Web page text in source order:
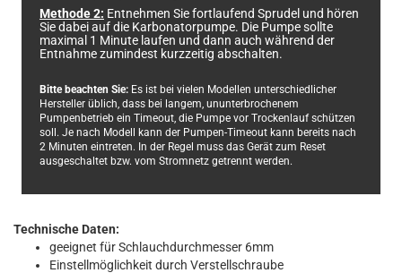
Methode 2: Entnehmen Sie fortlaufend Sprudel und hören
Sie dabei auf die Karbonatorpumpe. Die Pumpe sollte
maximal 1 Minute laufen und dann auch während der
Entnahme zumindest kurzzeitig abschalten.
Bitte beachten Sie: Es ist bei vielen Modellen unterschiedlicher
Hersteller üblich, dass bei langem, ununterbrochenem
Pumpenbetrieb ein Timeout, die Pumpe vor Trockenlauf schützen
soll. Je nach Modell kann der Pumpen-Timeout kann bereits nach
2 Minuten eintreten. In der Regel muss das Gerät zum Reset
ausgeschaltet bzw. vom Stromnetz getrennt werden.
Technische Daten:
geeignet für Schlauchdurchmesser 6mm
Einstellmöglichkeit durch Verstellschraube